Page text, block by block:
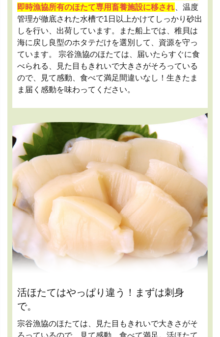
即時漁協所有のほたて専用畜養施設に移され 、温度
管理が徹底された水槽で1日以上かけてしっかり砂出
しを行い、出荷しています。また船上では、稚貝は
海に戻し良型のホタテだけを選別して、資源を守っ
ています。 宗谷漁協のほたては、届いたらすぐに食
べられる、見た目もきれいで大きさがそろっている
ので、見て感動、食べて満足間違いなし！生きたま
ま届く感動を味わってください。
活ほたてはやっぱり違う！まずは刺身
で。
宗谷漁協のほたては、見た目もきれいで大きさがそ